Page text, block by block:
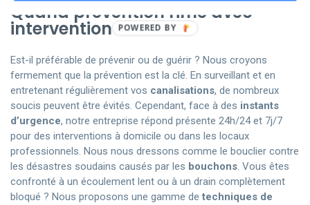
Quand prévention rime avec
intervention
Est-il préférable de prévenir ou de guérir ? Nous croyons
fermement que la prévention est la clé. En surveillant et en
entretenant régulièrement vos canalisations, de nombreux
soucis peuvent être évités. Cependant, face à des instants
d’urgence, notre entreprise répond présente 24h/24 et 7j/7
pour des interventions à domicile ou dans les locaux
professionnels. Nous nous dressons comme le bouclier contre
les désastres soudains causés par les bouchons. Vous êtes
confronté à un écoulement lent ou à un drain complètement
bloqué ? Nous proposons une gamme de techniques de
POWERED BY